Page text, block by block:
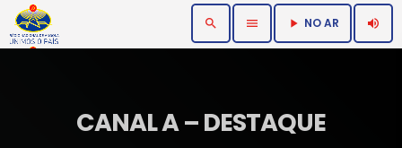
search menu play_arrow NO AR volume_up
CANAL A – DESTAQUE